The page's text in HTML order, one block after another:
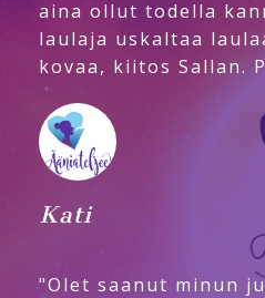
aina ollut todella
laulaja uskaltaa
kovaa, kiitos Sallan.
Kati
"Olet saanut minun